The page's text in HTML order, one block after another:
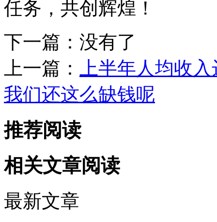
任务，共创辉煌！
下一篇：没有了
上一篇：
上半年人均收
我们还这么缺钱呢
推荐阅读
相关文章阅读
最新文章